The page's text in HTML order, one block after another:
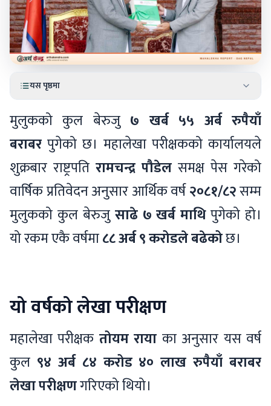
यस पृष्ठमा
मुलुकको कुल बेरुजु ७ खर्ब ५५ अर्ब रुपैयाँ
बराबर पुगेको छ। महालेखा परीक्षकको कार्यालयले
शुक्रबार राष्ट्रपति रामचन्द्र पौडेल समक्ष पेस गरेको
वार्षिक प्रतिवेदन अनुसार आर्थिक वर्ष२०८१/८२सम्म
मुलुकको कुल बेरुजुसाढे ७ खर्ब माथिपुगेको हो।
यो रकम एकै वर्षमा८८ अर्ब ९ करोडले बढेकोछ।
यो वर्षको लेखा परीक्षण
महालेखा परीक्षक तोयम राया का अनुसार यस वर्ष
कुल ९४ अर्ब ८४ करोड ४० लाख रुपैयाँ बराबर
लेखा परीक्षणगरिएको थियो।